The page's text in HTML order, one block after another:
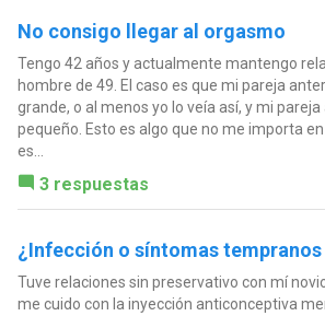
No consigo llegar al orgasmo
Tengo 42 años y actualmente mantengo
hombre de 49. El caso es que mi pareja
grande, o al menos yo lo veía así, y mi
pequeño. Esto es algo que no me importa
es...
3 respuestas
¿Infección o síntomas
Tuve relaciones sin preservativo con mí
me cuido con la inyección anticonceptiva